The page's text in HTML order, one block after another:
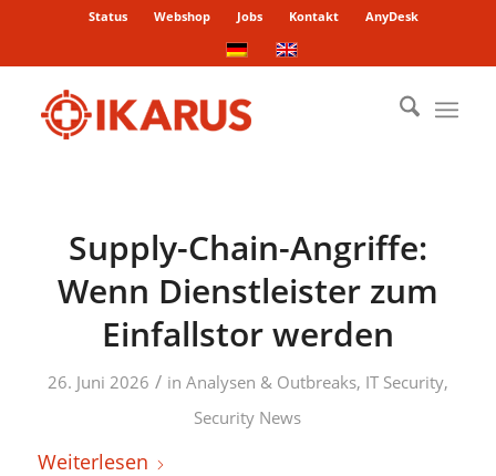
Status Webshop Jobs Kontakt AnyDesk
Supply-Chain-Angriffe:
Wenn Dienstleister zum
Einfallstor werden
26. Juni 2026 / in Analysen & Outbreaks, IT Security,
Security News
Weiterlesen